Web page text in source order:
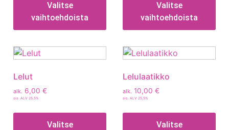
Valitse
vaihtoehdoista
Valitse
vaihtoehdoista
Lelut
alk. 6,00 €
sis. ALV 25,5%
Valitse
Lelulaatikko
alk. 10,00 €
sis. ALV 25,5%
Valitse